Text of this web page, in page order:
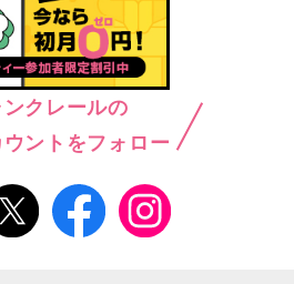
ンクレールの
ントをフォロー